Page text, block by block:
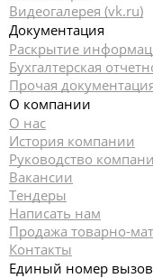
Видеогалерея (vk.ru)
Документация
Раскрытие
Бухгалтерская
Прочая
О компании
О нас
История компании
Руководство
Вакансии
Тендеры
Написать нам
Продажа товарно-
Контакты
Единый номер